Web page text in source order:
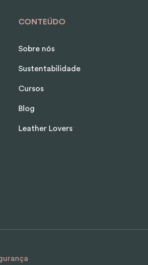
CONTEÚDO
Sobre nós
Sustentabilidade
Cursos
Blog
Leather Lovers